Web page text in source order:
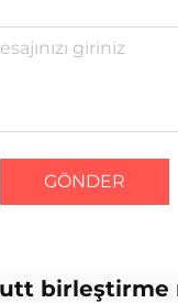
GÖNDER
birleştirme